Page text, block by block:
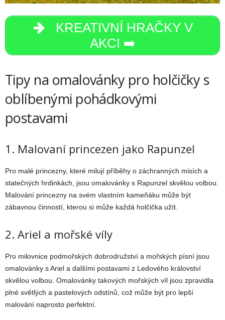
KREATIVNÍ HRAČKY V
AKCI ➡️
Tipy na omalovánky pro holčičky s
oblíbenými pohádkovými
postavami
1. Malovaní princezen jako Rapunzel
Pro malé princezny, které milují příběhy o záchranných misích a
statečných hrdinkách, jsou omalovánky s Rapunzel skvělou volbou.
Malování princezny na svém vlastním kameňáku může být
zábavnou činností, kterou si může každá holčička užít.
2. Ariel a mořské víly
Pro milovnice podmořských dobrodružství a mořských písní jsou
omalovánky s Ariel a dalšími postavami z Ledového království
skvělou volbou. Omalovánky takových mořských víl jsou zpravidla
plné světlých a pastelových odstínů, což může být pro lepší
malování naprosto perfektní.